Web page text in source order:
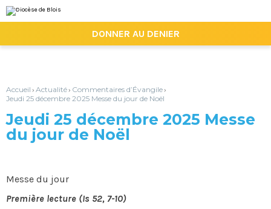
au
contenu.
la
personnels
DONNER AU DENIER
Accueil › Actualité› Commentaires d’Évangile›
Jeudi 25 décembre 2025 Messe du jour de Noël
Jeudi 25 décembre 2025 Messe
du jour de Noël
Messe du jour
Première lecture (Is 52, 7-10)